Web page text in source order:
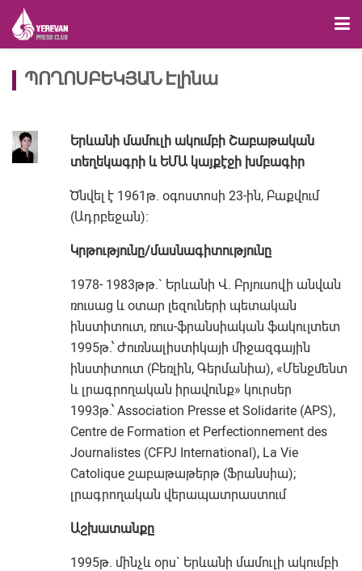
ՊՈՂՈՍԲԵԿՅԱՆ Էլինա
Երևանի մամուլի ակումբի Շաբաթական
տեղեկագրի և ԵՄԱ կայքէջի խմբագիր
Ծնվել է 1961թ. օգոստոսի 23-ին, Բաքվում
(Ադրբեջան):
Կրթությունը/մասնագիտությունը
1978- 1983թթ.` Երևանի Վ. Բրյուսովի անվան
ռուսաց և օտար լեզուների պետական
ինստիտուտ, ռուս-ֆրանսիական ֆակուլտետ
1995թ.՝ Ժուռնալիստիկայի միջազգային
ինստիտուտ (Բեռլին, Գերմանիա), «Մենջմենտ
և լրագրողական իրավունք» կուրսեր
1993թ.՝ Association Presse et Solidarite (APS),
Centre de Formation et Perfectionnement des
Journalistes (CFPJ International), La Vie
Catolique շաբաթաթերթ (Ֆրանսիա);
լրագրողական վերապատրաստում
Աշխատանքը
1995թ. մինչև օրս` Երևանի մամուլի ակումբի